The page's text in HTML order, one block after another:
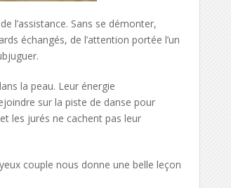
l’assistance. Sans se démonter,
échangés, de l’attention portée l’un
la peau. Leur énergie
sur la piste de danse pour
les jurés ne cachent pas leur
couple nous donne une belle leçon